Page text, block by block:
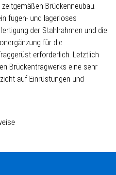
Brückenneubau.
fugen- und lagerloses
der Stahlrahmen und die
für die
erforderlich. Letztlich
Brückentragwerks eine sehr
auf Einrüstungen und